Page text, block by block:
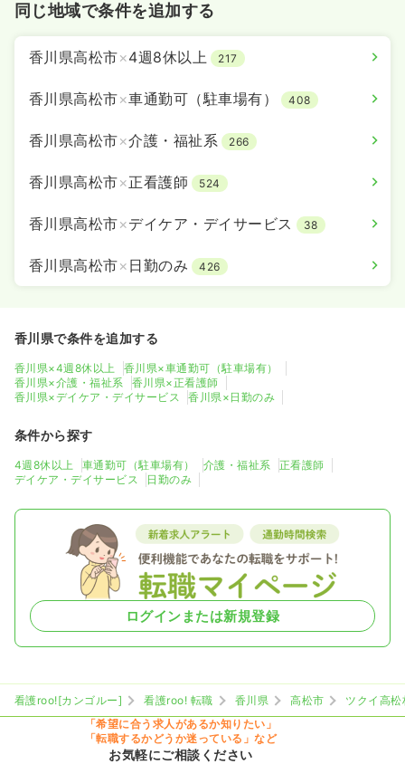
同じ地域で条件を追加する
香川県高松市×4週8休以上 217
香川県高松市×車通勤可（駐車場有） 408
香川県高松市×介護・福祉系 266
香川県高松市×正看護師 524
香川県高松市×デイケア・デイサービス 38
香川県高松市× 日勤のみ 426
香川県で条件を追加する
香川県×4週8休以上
香川県×車通勤可（駐車場有）
香川県×介護・福祉系
香川県×正看護師
香川県×デイケア・デイサービス
香川県×日勤のみ
条件から探す
4週8休以上 車通勤可（駐車場有） 介護・福祉系
正看護師
デイケア・デイサービス
日勤のみ
ログインまたは新規登録
看護roo![カンゴルー] 看護roo! 転職 香川県 高松市
ツクイ高松
「希望に合う求人があるか知りたい」
「転職するかどうか迷っている」など
お気軽にご相談ください